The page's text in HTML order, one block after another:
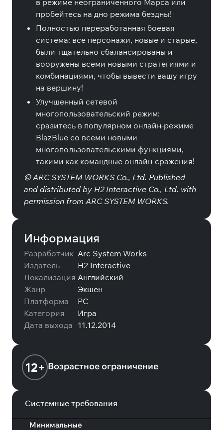
в режиме неограниченного Марса или
пробейтесь на дно режима бездны!
Полностью переработанная боевая
система: все персонажи, новые и старые,
были тщательно сбалансированы и
вооружены всеми новыми стратегиями и
комбинациями, чтобы вывести вашу игру
на вершину!
Улучшенный сетевой
многопользовательский режим:
сразитесь в популярном онлайн-режиме
BlazBlue со всеми новыми
многопользовательскими функциями,
такими как командные онлайн-сражения!
© ARC SYSTEM WORKS Co., Ltd. Published
and distributed by H2 Interactive Co., Ltd. with
permission from ARC SYSTEM WORKS.
Информация
Разработчик Arc System Works
Издатель
H2 Interactive
Локализация Английский
Жанр
Экшен
Платформа
PC
Категория
Игра
Дата выхода 11.12.2014
12+ Возрастное ограничение
Системные требования
Минимальные